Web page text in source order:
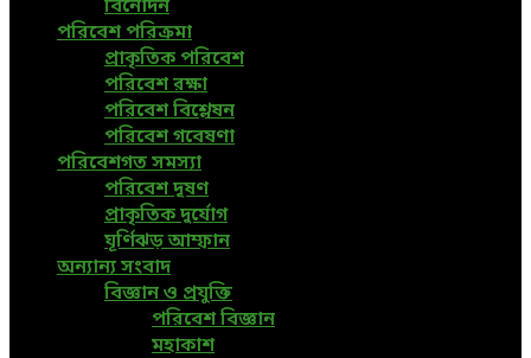
বিনোদন
পরিবেশ পরিক্রমা
প্রাকৃতিক পরিবেশ
পরিবেশ রক্ষা
পরিবেশ বিশ্লেষন
পরিবেশ গবেষণা
পরিবেশগত সমস্যা
পরিবেশ দূষণ
প্রাকৃতিক দুর্যোগ
ঘূর্ণিঝড় আম্ফান
অন্যান্য সংবাদ
বিজ্ঞান ও প্রযুক্তি
পরিবেশ বিজ্ঞান
মহাকাশ